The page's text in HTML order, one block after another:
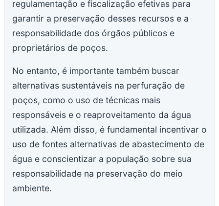
regulamentação e fiscalização efetivas para
garantir a preservação desses recursos e a
responsabilidade dos órgãos públicos e
proprietários de poços.
No entanto, é importante também buscar
alternativas sustentáveis na perfuração de
poços, como o uso de técnicas mais
responsáveis e o reaproveitamento da água
utilizada. Além disso, é fundamental incentivar o
uso de fontes alternativas de abastecimento de
água e conscientizar a população sobre sua
responsabilidade na preservação do meio
ambiente.